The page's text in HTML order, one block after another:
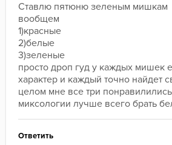
Ставлю пятюню зеленым мишкам
вообщем
1)красные
2)белые
3)зеленые
просто дроп гуд у каждых мишек
характер и каждый точно найдет
целом мне все три
миксологии лучше всего брать
Ответить